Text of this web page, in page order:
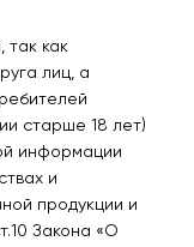
в наличии
PLUS 1200
2%
так как
лиц, а
старше 18 лет)
информации
и
продукции и
Закона «О